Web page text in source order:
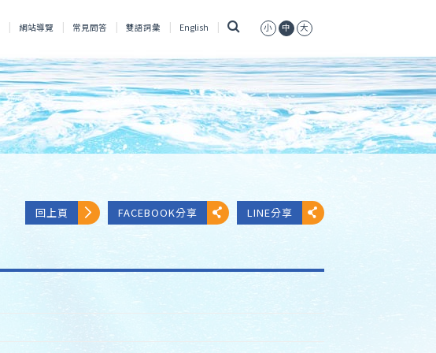
網站導覽 常見問答 雙語詞彙 English 小 中 大
回上頁 FACEBOOK分享 LINE分享